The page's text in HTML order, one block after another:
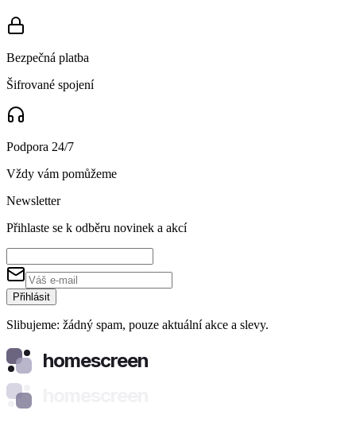
Bezpečná platba
Šifrované spojení
Podpora 24/7
Vždy vám pomůžeme
Newsletter
Přihlaste se k odběru novinek a akcí
Přihlásit
Slibujeme: žádný spam, pouze aktuální akce a slevy.
homescreen